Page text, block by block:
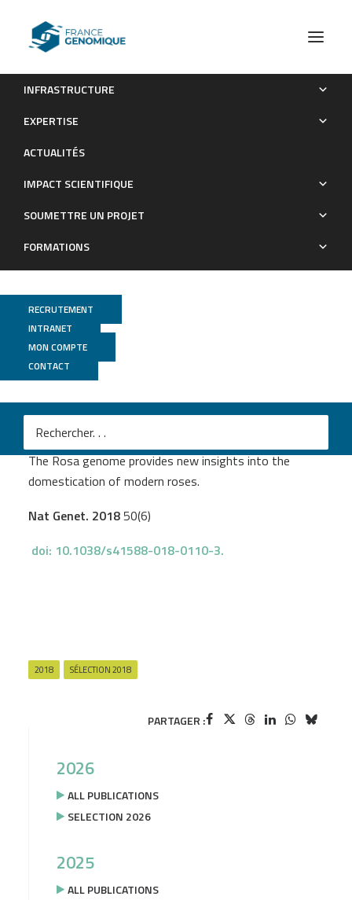
INFRASTRUCTURE
EXPERTISE
ACTUALITÉS
IMPACT SCIENTIFIQUE
SOUMETTRE UN PROJET
FORMATIONS
RECRUTEMENT
INTRANET
MON COMPTE
CONTACT
The Rosa genome provides new insights into the
Publications
GeT PlaGe
Raymond O
The Rosa genome provides new insights into the
domestication of modern roses.
Nat Genet. 201850(6)
doi: 10.1038/s41588-018-0110-3.
2018 SÉLECTION 2018
PARTAGER :
2026
ALL PUBLICATIONS
SELECTION 2026
2025
ALL PUBLICATIONS